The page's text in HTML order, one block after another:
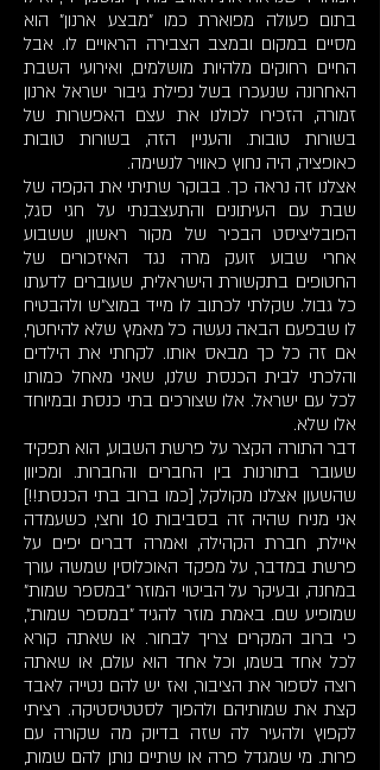
בתום פעולה מפוארת כמו "מבצע ארנון" הוא
מסיים במקום ובמצב הצבירה הראויים לו. אבל
החיים רחוקים מלהיות מושלמים, ואירועי השבת
האחרונה שנעכרו בשל נפילת גיבור ישראל ארנון
זמורה, הזכירו לכולנו את עצם האפשרות של
בשורות טובות. והעניין הזה, בשורות טובות
כאופציה, היה נחוץ כאוויר לנשימה.
אצלנו זה נראה כך. בבוקר שתיתי את הקפה של
שבת עם העיתונים והתעצבנתי על חגי סגל,
הפובליציסט הבכיר של מקור ראשון, ששבוע
אחרי שבוע זועק מרה נגד האיזכורים של
החטופים בתקשורת הישראלית, שעוברים לדעתו
כל גבול. שקלתי לכתוב לו מייד במוצ"ש ולהבטיח
לו שבפעם הבאה נעשה כל מאמץ שלא להיחטף,
אם זה כל כך מבאס אותו. לקחתי את הילדים
והלכתי לבית הכנסת שלנו, שאני מאחל כמותו
לכל עם ישראל. אלו שצורכים בתי כנסת ובמיוחד
אלו שלא.
דבר התורה הקצר על פרשת השבוע, הוא תפקיד
שעובר בתורנות בין החברים והחברות. ומכיוון
שהשעון אצלנו מקולקל, [כמו ברוב בתי הכנסת!!]
אני מניח שהיה זה בסביבות 10 וחצי, כשעמדה
איילת, חברת הקהילה, ואמרה דברים יפים על
פרשת במדבר, על מפקד האוכלוסין שמשה עורך
במחנה, ובעיקר על הביטוי המוזר "במספר שמות"
שמופיע שם. באמת מוזר להגיד "במספר שמות",
כי ברוב המקרים צריך לבחור. או שאתה קורא
לכל אחד בשמו, וכל אחד הוא עולם, או שאתה
רוצה לספור את הציבור, ואז יש להם נטייה לאבד
קצת את שמותיהם ולהפוך לסטטיסטיקה. רציתי
לקפוץ ולהעיר לה שזה בדיוק מה שקורה עם
פרות. מי שמגדל פרה או שתיים נותן להם שמות,